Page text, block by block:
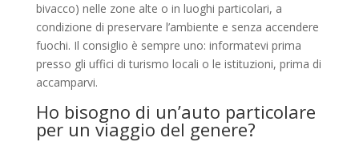
bivacco) nelle zone alte o in luoghi particolari, a
condizione di preservare l’ambiente e senza accendere
fuochi. Il consiglio è sempre uno: informatevi prima
presso gli uffici di turismo locali o le istituzioni, prima di
accamparvi.
Ho bisogno di un’auto particolare
per un viaggio del genere?